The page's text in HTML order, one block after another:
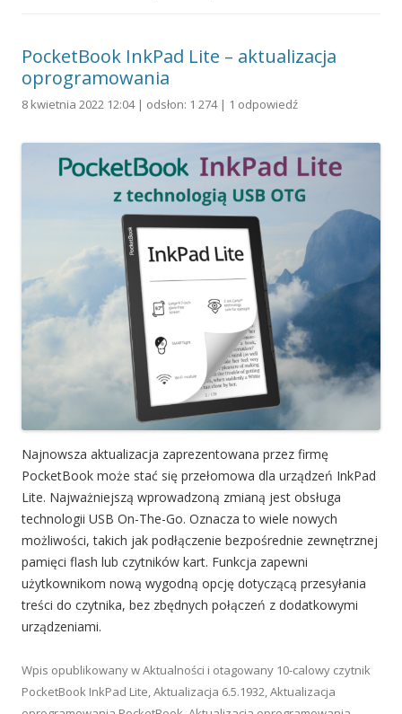
PocketBook InkPad Lite – aktualizacja
oprogramowania
8 kwietnia 2022 12:04 | odsłon: 1 274 | 1 odpowiedź
Najnowsza aktualizacja zaprezentowana przez firmę
PocketBook może stać się przełomowa dla urządzeń InkPad
Lite. Najważniejszą wprowadzoną zmianą jest obsługa
technologii USB On-The-Go. Oznacza to wiele nowych
możliwości, takich jak podłączenie bezpośrednie zewnętrznej
pamięci flash lub czytników kart. Funkcja zapewni
użytkownikom nową wygodną opcję dotyczącą przesyłania
treści do czytnika, bez zbędnych połączeń z dodatkowymi
urządzeniami.
Wpis opublikowany wAktualności i otagowany 10-calowy czytnik
PocketBook InkPad Lite Aktualizacja 6.5.1932 Aktualizacja